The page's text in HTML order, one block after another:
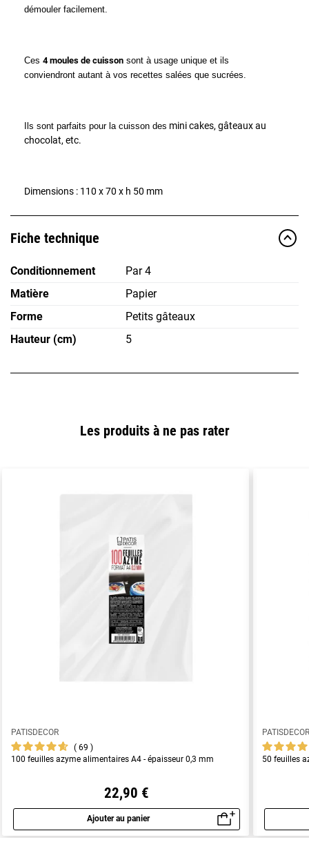
démouler facilement.
Ces 4 moules de cuisson sont à usage unique et ils
conviendront autant à vos recettes salées que sucrées.
Ils sont parfaits pour la cuisson des mini cakes, gâteaux au
chocolat, etc.
Dimensions : 110 x 70 x h 50 mm
Fiche technique
Conditionnement
Par 4
Matière
Papier
Forme
Petits gâteaux
Hauteur (cm)
5
Les produits à ne pas rater
PATISDECOR
69
100 feuilles azyme alimentaires A4 - épaisseur 0,3 mm
22,90 €
Ajouter au panier
Aperçu rapide
50 feuilles